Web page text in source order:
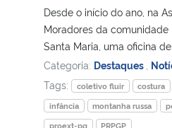
Secretaria-Geral
Secretaria de Governo
Gabinete de Segurança Institucional
Advocacia-Geral da União
Desde o início do ano, na
Moradores da comunidade
Santa Maria, uma oficina
Categoria: Destaques
Tags:
coletivo fluir costura
infância
montanha russa
proext-pg
PRPGP